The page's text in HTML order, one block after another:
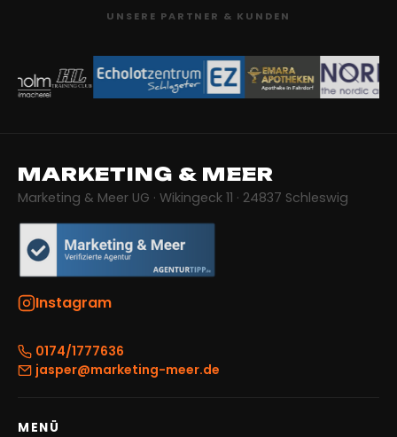
UNSERE PARTNER & KUNDEN
MARKETING & MEER
Marketing & Meer UG · Wikingeck 11 · 24837 Schleswig
Instagram
0174/1777636
jasper@marketing-meer.de
MENÜ